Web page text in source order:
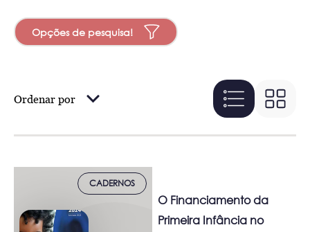
Opções de pesquisa!
Ordenar por
CADERNOS
O Financiamento da
Primeira Infância no